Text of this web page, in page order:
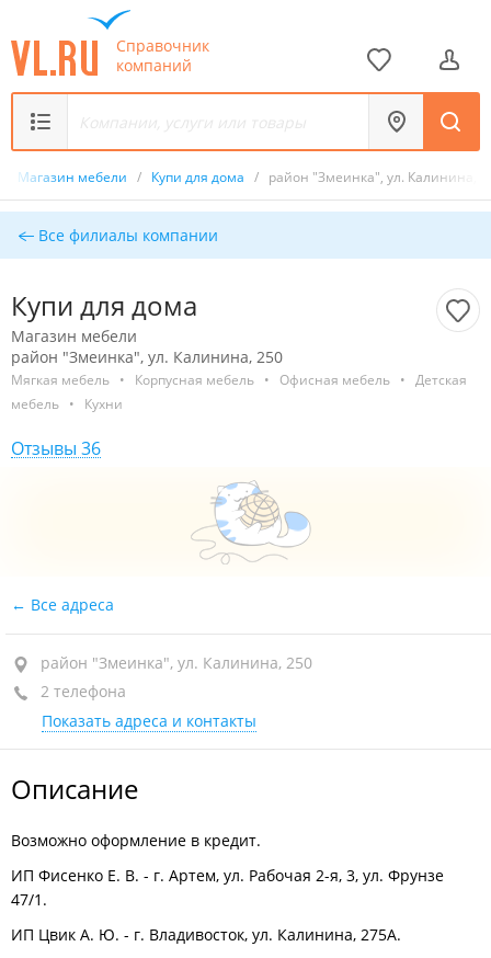
Справочник
компаний
Магазин мебели / Купи для дома / район "Змеинка", ул. Калинина,
Все филиалы компании
Купи для дома
Магазин мебели
район "Змеинка", ул. Калинина, 250
Мягкая мебель • Корпусная мебель • Офисная мебель • Детская
мебель • Кухни
Отзывы 36
Все адреса
район "Змеинка", ул. Калинина, 250
2 телефона
Показать адреса и контакты
Описание
Возможно оформление в кредит.
ИП Фисенко Е. В. - г. Артем, ул. Рабочая 2-я, 3, ул. Фрунзе
47/1.
ИП Цвик А. Ю. - г. Владивосток, ул. Калинина, 275А.